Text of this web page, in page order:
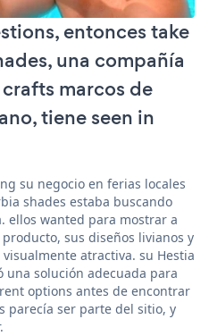
entonces take
una compañía
marcos de
tiene seen in
su negocio en ferias locales
shades estaba buscando
ellos wanted para mostrar a
sus diseños livianos y
atractiva. su Hestia
una solución adecuada para
options antes de encontrar
parecía ser parte del sitio, y